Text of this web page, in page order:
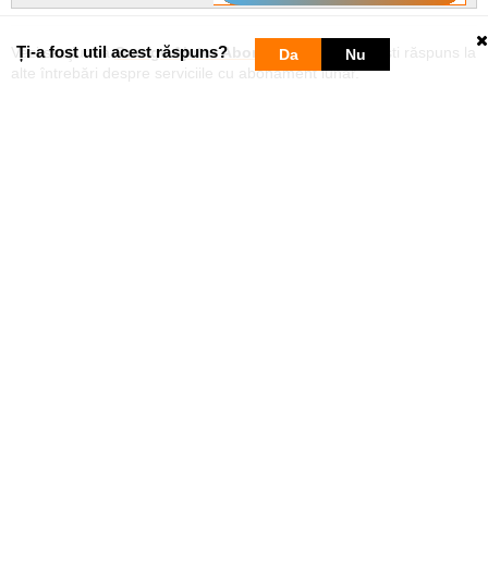
Vezi secţiuneaOrange Ajutor Abonament
unde găseşti răspuns la
alte întrebări despre serviciile cu abonament lunar.
Ți-a fost util acest răspuns? Da Nu